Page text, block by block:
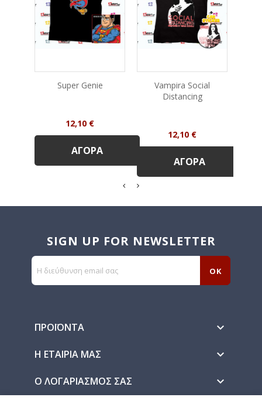
Super Genie
Τιμή
12,10 €
ΑΓΟΡΆ
Vampira Social
Distancing
Τιμή
12,10 €
ΑΓΟΡΆ
SIGN UP FOR NEWSLETTER
ΠΡΟΪΌΝΤΑ 
Η ΕΤΑΙΡΊΑ ΜΑΣ 
Ο ΛΟΓΑΡΙΑΣΜΌΣ ΣΑΣ 